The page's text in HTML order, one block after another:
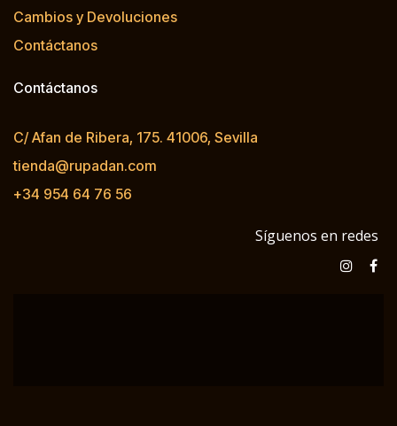
Cambios y Devoluciones
Contáctanos
Contáctanos
C/ Afan de Ribera, 175. 41006, Sevilla
tienda@rupadan.com
+34 954 64 76 56
Síguenos en redes